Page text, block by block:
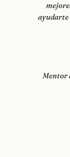
ayudarte
Mentor